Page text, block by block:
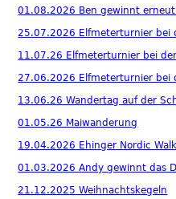
01.08.2026 Ben gewinnt
25.07.2026 Elfmeterturnier bei
11.07.26 Elfmeterturnier bei
27.06.2026 Elfmeterturnier bei
13.06.26 Wandertag auf der
01.05.26 Maiwanderung
19.04.2026 Ehinger Nordic
01.03.2026 Andy gewinnt das
21.12.2025 Weihnachtskegeln